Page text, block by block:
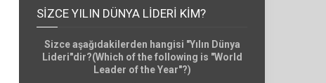
SIZCE YILIN DÜNYA LIDERI KIM?
Sizce aşağıdakilerden hangisi "Yılın Dünya
Lideri"dir?(Which of the following is "World
Leader of the Year"?)